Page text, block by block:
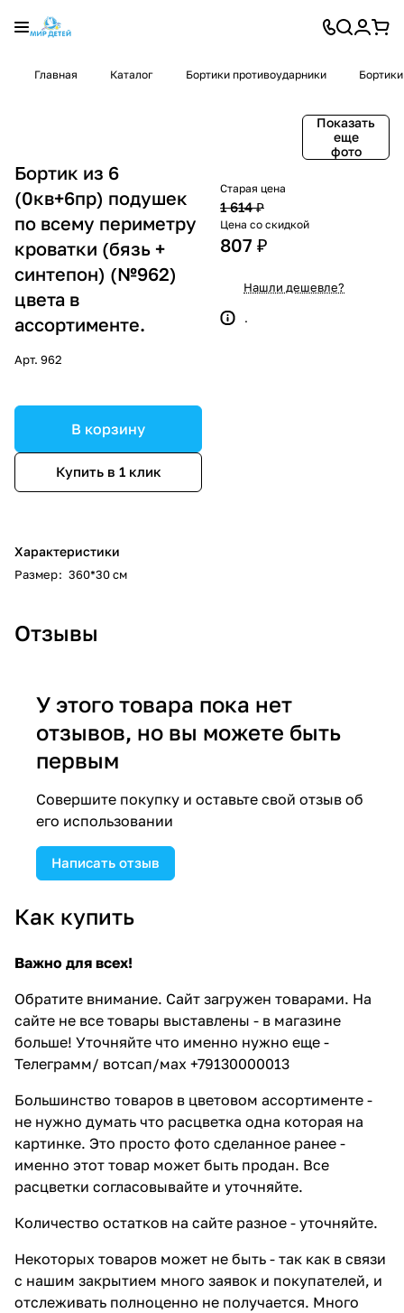
Главная Каталог Бортики противоударники
Показать
еще
фото
Бортик из 6
(0кв+6пр) подушек
по всему периметру
кроватки (бязь +
синтепон) (№962)
цвета в
ассортименте.
Арт. 962
В корзину
Купить в 1 клик
Характеристики
Размер: 360*30 см
Старая цена
1 614 ₽
Цена со скидкой
807 ₽
Нашли дешевле?
.
Отзывы
У этого товара пока нет
отзывов, но вы можете быть
первым
Совершите покупку и оставьте свой отзыв об
его использовании
Написать отзыв
Как купить
Важно для всех!
Обратите внимание. Сайт загружен товарами. На
сайте не все товары выставлены - в магазине
больше! Уточняйте что именно нужно еще -
Телеграмм/ вотсап/мах +79130000013
Большинство товаров в цветовом ассортименте -
не нужно думать что расцветка одна которая на
картинке. Это просто фото сделанное ранее -
именно этот товар может быть продан. Все
расцветки согласовывайте и уточняйте.
Количество остатков на сайте разное - уточняйте.
Некоторых товаров может не быть - так как в связи
с нашим закрытием много заявок и покупателей, и
отслеживать полноценно не получается. Много